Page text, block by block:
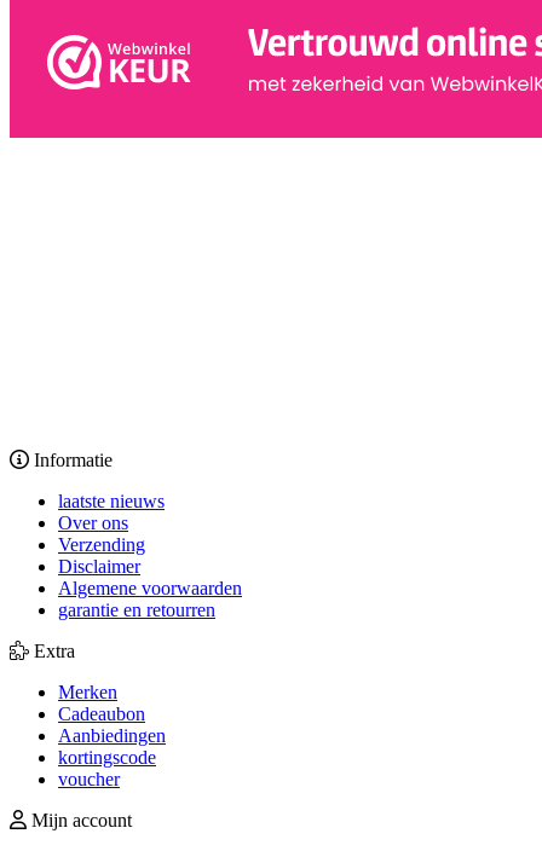
Informatie
laatste nieuws
Over ons
Verzending
Disclaimer
Algemene voorwaarden
garantie en retourren
Extra
Merken
Cadeaubon
Aanbiedingen
kortingscode
voucher
Mijn account